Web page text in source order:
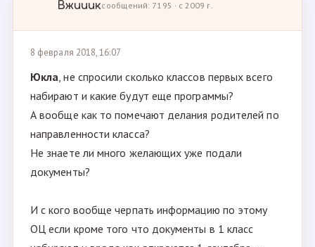
Вжиииксообщений: 7195 · с 2009 г.
8 февраля 2018, 16:07
Юкла, не спросили сколько классов первых всего
набирают и какие будут еще программы?
А вообще как то помечают делания родителей по
направленности класса?
Не знаете ли много желающих уже подали
документы?
И с кого вообще черпать информацию по этому
ОЦ если кроме того что документы в 1 класс